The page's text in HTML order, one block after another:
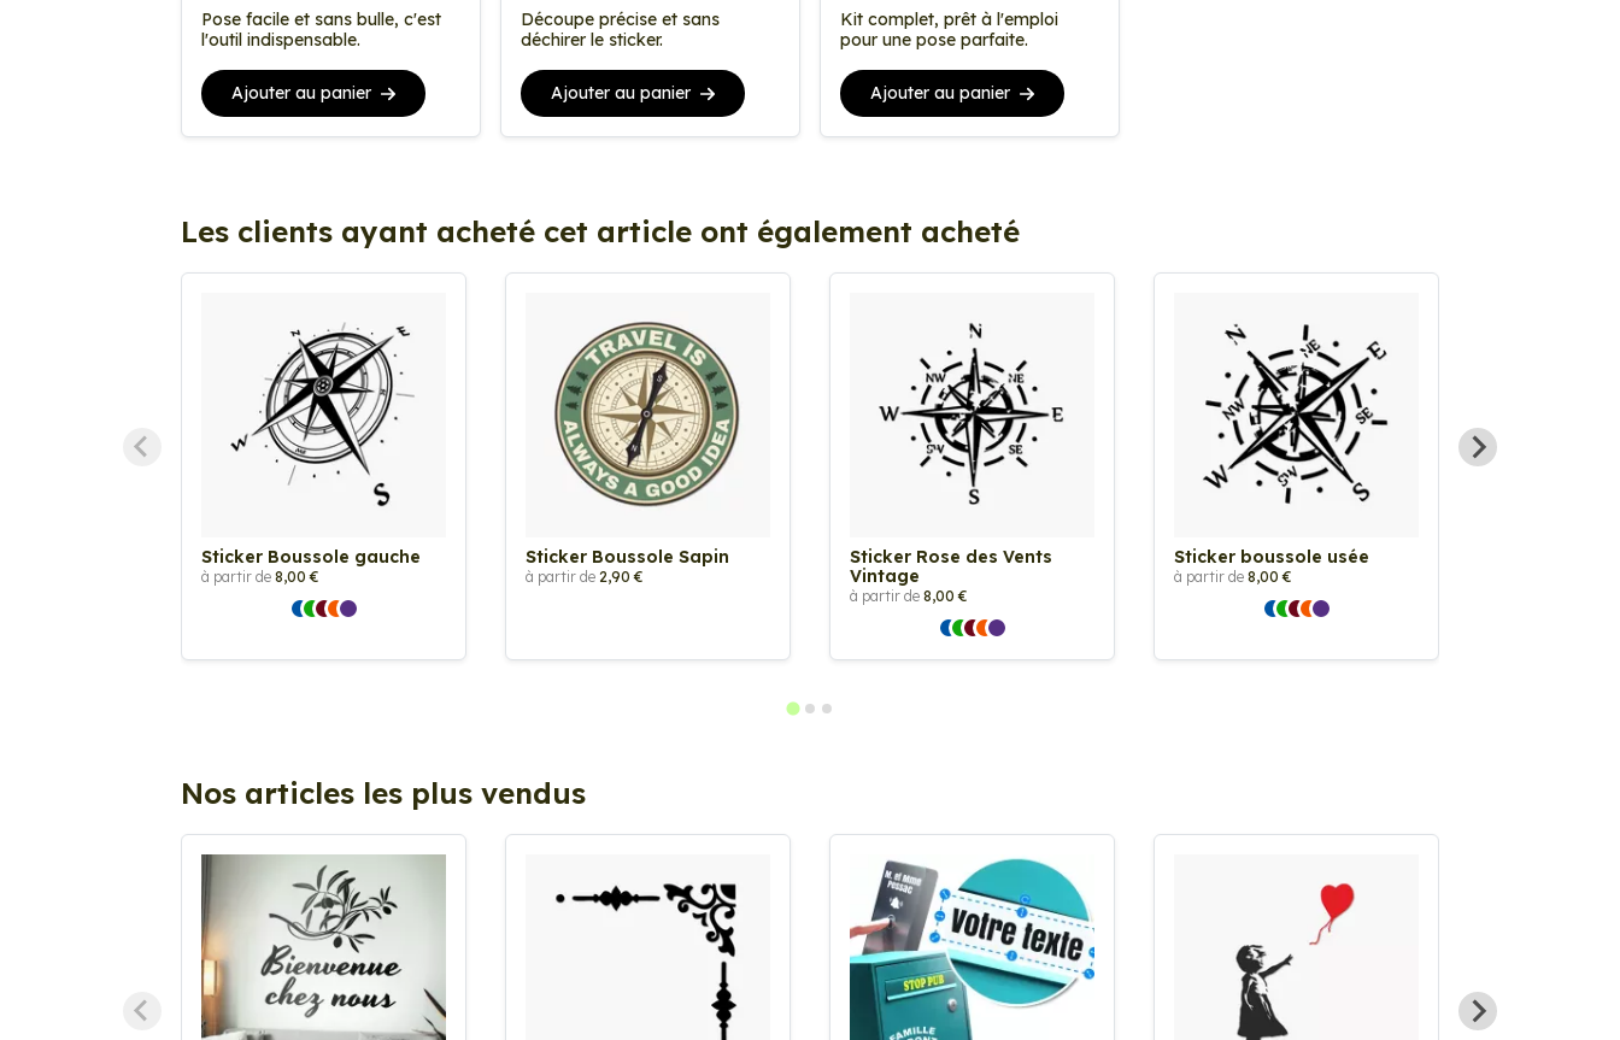
Pose facile et sans bulle, c'est
l'outil indispensable.
Ajouter au panier
Découpe précise et sans
déchirer le sticker.
Ajouter au panier
Kit complet, prêt à l'emploi
pour une pose parfaite.
Ajouter au panier
Les clients ayant acheté cet article ont également acheté
Sticker Boussole gauche
à partir de 8,00 €
Sticker Boussole Sapin
à partir de 2,90 €
Sticker Rose des Vents
Vintage
à partir de 8,00 €
Sticker boussole usée
à partir de 8,00 €
Nos articles les plus vendus